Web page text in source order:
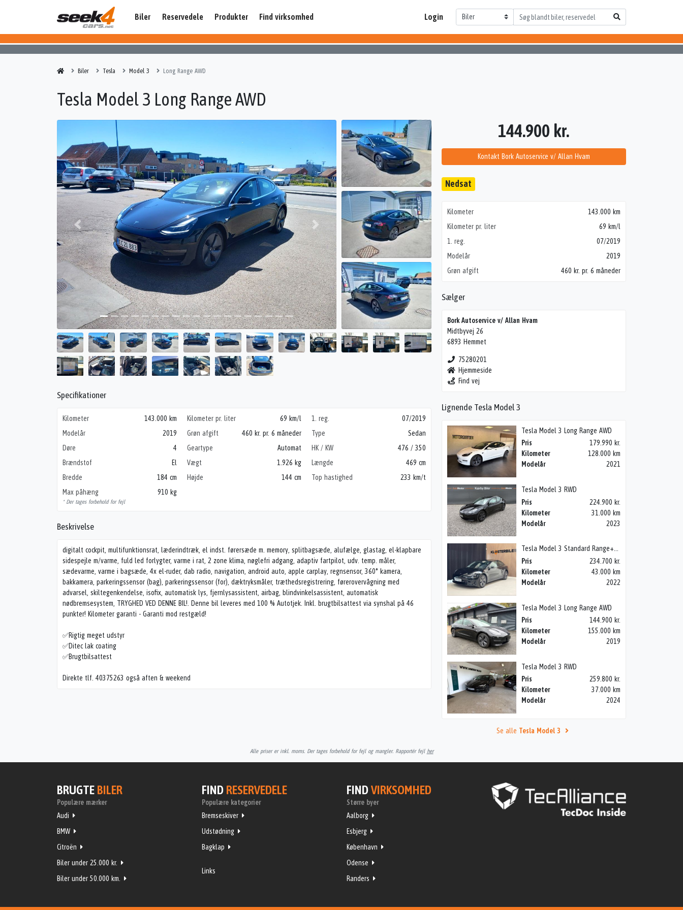
Biler Reservedele Produkter Find virksomhed Login
Biler Tesla Model 3 Long Range AWD
144.900 kr.
Kontakt Bork Autoservice v/ Allan Hvam
Nedsat
Kilometer
143.000 km
Kilometer pr. liter
69 km/l
1. reg.
07/2019
Modelår
2019
Grøn afgift
460 kr. pr. 6 måneder
Sælger
Bork Autoservice v/ Allan Hvam
Midtbyvej 26
6893 Hemmet
75280201
Hjemmeside
Find vej
Lignende Tesla Model 3
Tesla Model 3 Long Range AWD
Pris
179.990 kr.
Kilometer
128.000 km
Modelår
2021
Tesla Model 3 RWD
Pris
224.900 kr.
Kilometer
31.000 km
Modelår
2023
Tesla Model 3 Standard Range+ RWD
Pris
234.700 kr.
Kilometer
43.000 km
Modelår
2022
Tesla Model 3 Long Range AWD
Pris
144.900 kr.
Kilometer
155.000 km
Modelår
2019
Tesla Model 3 RWD
Pris
259.800 kr.
Kilometer
37.000 km
Modelår
2024
Se alle Tesla Model 3
Tesla Model 3 Long Range AWD
Specifikationer
Kilometer 143.000 km Kilometer pr. liter 69 km/l 1. reg.
07/2019
Modelår
2019 Grøn afgift 460 kr. pr. 6 måneder Type
Sedan
Døre
4 Geartype Automat HK / KW
476 / 350
Brændstof
El Vægt 1.926 kg Længde
469 cm
Bredde
184 cm Højde 144 cm Top hastighed
233 km/t
Max påhæng
910 kg
* Der tages forbehold for fejl
Beskrivelse
digitalt cockpit, multifunktionsrat, læderindtræk, el indst. førersæde m. memory, splitbagsæde, alufælge, glastag, el-klapbare
sidespejle m/varme, fuld led forlygter, varme i rat, 2 zone klima, nøglefri adgang, adaptiv fartpilot, udv. temp. måler,
sædevarme, varme i bagsæde, 4x el-ruder, dab radio, navigation, android auto, apple carplay, regnsensor, 360° kamera,
bakkamera, parkeringssensor (bag), parkeringssensor (for), dæktryksmåler, træthedsregistrering, førerovervågning med
advarsel, skiltegenkendelse, isofix, automatisk lys, fjernlysassistent, airbag, blindvinkelsassistent, automatisk
nødbremsesystem, TRYGHED VED DENNE BIL!. Denne bil leveres med 100 % Autotjek. Inkl. brugtbilsattest via synshal på 46
punkter! Kilometer garanti - Garanti mod restgæld!
✅Rigtig meget udstyr
✅Ditec lak coating
✅Brugtbilsattest
Direkte tlf. 40375263 også aften & weekend
Alle priser er inkl. moms. Der tages forbehold for fejl og mangler. Rapportér fejl her
BRUGTE BILER
Populære mærker
Audi
BMW
Citroën
Biler under 25.000 kr.
Biler under 50.000 km.
FIND RESERVEDELE
Populære kategorier
Bremseskiver
Udstødning
Bagklap
Links
FINDVIRKSOMHED
Større byer
Aalborg
Esbjerg
København
Odense
Randers